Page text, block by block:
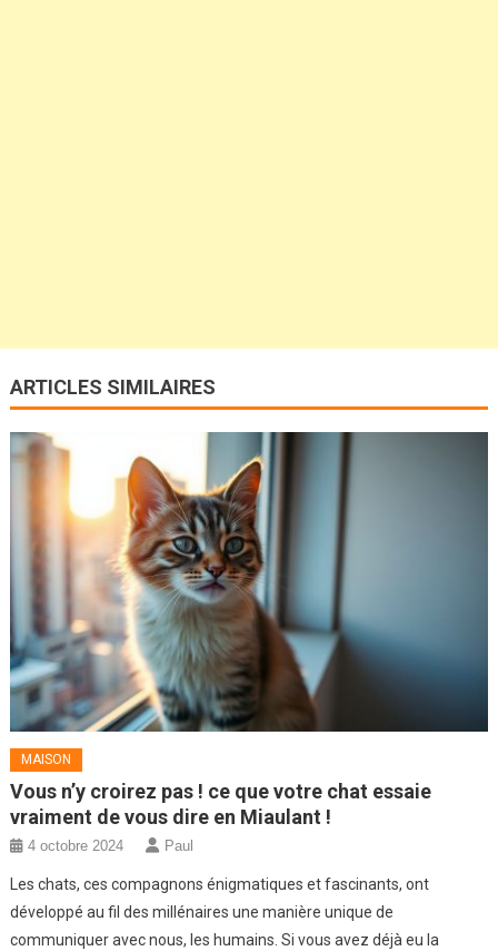
ARTICLES SIMILAIRES
MAISON
Vous n’y croirez pas ! ce que votre chat essaie
vraiment de vous dire en Miaulant !
4 octobre 2024 Paul
Les chats, ces compagnons énigmatiques et fascinants, ont
développé au fil des millénaires une manière unique de
communiquer avec nous, les humains. Si vous avez déjà eu la